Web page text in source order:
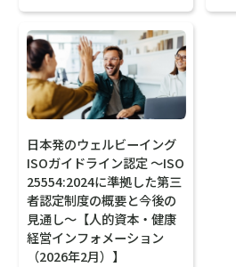
日本発のウェルビーイング
ISOガイドライン認定 ～ISO
25554:2024に準拠した第三
者認定制度の概要と今後の
見通し～【人的資本・健康
経営インフォメーション
（2026年2月）】